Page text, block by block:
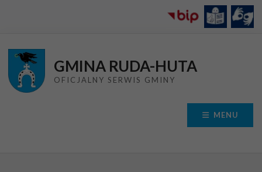
GMINA RUDA-HUTA
OFICJALNY SERWIS GMINY
MENU